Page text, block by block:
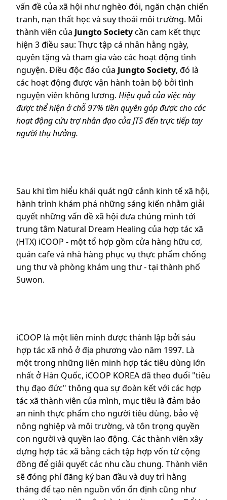
vấn đề của xã hội như nghèo đói, ngăn chặn chiến
tranh, nạn thất học và suy thoái môi trường. Mỗi
thành viên của Jungto Societycần cam kết thực
hiện 3 điều sau: Thực tập cá nhân hằng ngày,
quyên tặng và tham gia vào các hoạt động tình
nguyện. Điều độc đáo của Jungto Society, đó là
các hoạt động được vận hành toàn bộ bởi tình
nguyện viên không lương. Hiệu quả của việc này
được thể hiện ở chỗ 97% tiền quyên góp được cho các
hoạt động cứu trợ nhân đạo của JTS đến trực tiếp tay
người thụ hưởng.
Sau khi tìm hiểu khái quát ngữ cảnh kinh tế xã hội,
hành trình khám phá những sáng kiến nhằm giải
quyết những vấn đề xã hội đưa chúng mình tới
trung tâm Natural Dream Healing của hợp tác xã
(HTX) iCOOP - một tổ hợp gồm cửa hàng hữu cơ,
quán cafe và nhà hàng phục vụ thực phẩm chống
ung thư và phòng khám ung thư - tại thành phố
Suwon.
iCOOP là một liên minh được thành lập bởi sáu
hợp tác xã nhỏ ở địa phương vào năm 1997. Là
một trong những liên minh hợp tác tiêu dùng lớn
nhất ở Hàn Quốc, iCOOP KOREA đã theo đuổi "tiêu
thụ đạo đức" thông qua sự đoàn kết với các hợp
tác xã thành viên của mình, mục tiêu là đảm bảo
an ninh thực phẩm cho người tiêu dùng, bảo vệ
nông nghiệp và môi trường, và tôn trọng quyền
con người và quyền lao động. Các thành viên xây
dựng hợp tác xã bằng cách tập hợp vốn từ cộng
đồng để giải quyết các nhu cầu chung. Thành viên
sẽ đóng phí đăng ký ban đầu và duy trì hằng
tháng để tạo nên nguồn vốn ổn định cũng như